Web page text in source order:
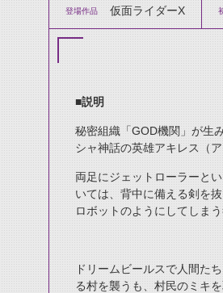
登場作品 仮面ライダーX
■説明
秘密組織「GOD機関」が生
シャ神話の英雄アキレス（
両足にジェットローラーと
いては、背中に備える剣を
ロボットのようにしてしま
ドリームビールスで人間た
る村を襲うも、村民のミキ